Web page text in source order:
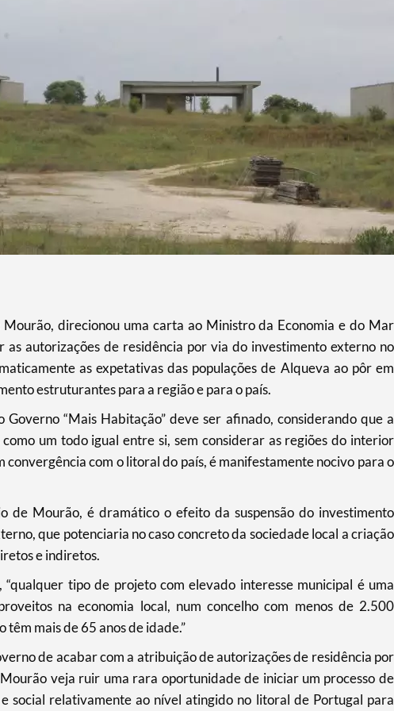
direcionou uma carta ao Ministro da Economia e do Mar
as autorizações de residência por via do investimento externo no
as expetativas das populações de Alqueva ao pôr em
estruturantes para a região e para o país.
“Mais Habitação” deve ser afinado, considerando que a
um todo igual entre si, sem considerar as regiões do interior
convergência com o litoral do país, é manifestamente nocivo para o
de Mourão, é dramático o efeito da suspensão do investimento
que potenciaria no caso concreto da sociedade local a criação
e indiretos.
tipo de projeto com elevado interesse municipal é uma
na economia local, num concelho com menos de 2.500
mais de 65 anos de idade.”
de acabar com a atribuição de autorizações de residência por
veja ruir uma rara oportunidade de iniciar um processo de
social relativamente ao nível atingido no litoral de Portugal para